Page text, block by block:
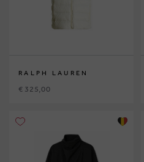
RALPH LAUREN
€ 325,00